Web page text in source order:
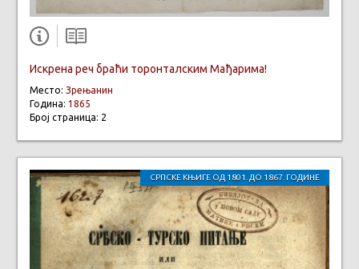
Искрена реч браћи торонталским Мађарима!
Место: Зрењанин
Година: 1865
Број страница: 2
СРПСКЕ КЊИГЕ ОД 1801. ДО 1867. ГОДИНЕ